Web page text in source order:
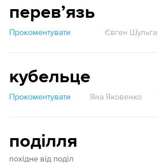
перевʼязь
Прокоментувати Євген Шульга
кубельце
Прокоментувати Яна Яковенко
поділля
похiдне вiд подiл